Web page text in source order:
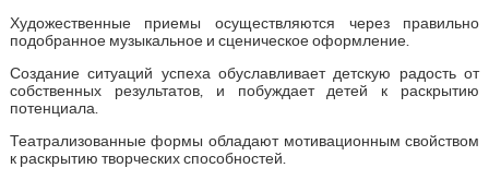
Художественные приемы осуществляются через правильно
подобранное музыкальное и сценическое оформление.
Создание ситуаций успеха обуславливает детскую радость от
собственных результатов, и побуждает детей к раскрытию
потенциала.
Театрализованные формы обладают мотивационным свойством
к раскрытию творческих способностей.